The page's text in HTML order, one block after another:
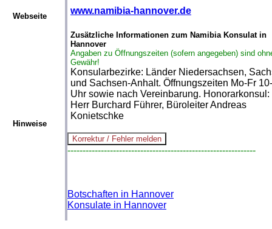
Webseite
www.namibia-hannover.de
Hinweise
Zusätzliche Informationen zum Namibia Konsulat in
Hannover
Angaben zu Öffnungszeiten (sofern angegeben) sind
Gewähr!
Konsularbezirke: Länder Niedersachsen,
und Sachsen-Anhalt. Öffnungszeiten Mo-Fr
Uhr sowie nach Vereinbarung. Honorarkonsul:
Herr Burchard Führer, Büroleiter Andreas
Konietschke
--------------------------------------------------------------
Botschaften in Hannover
Konsulate in Hannover